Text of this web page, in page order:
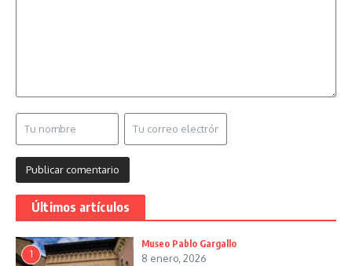
Últimos artículos
1
Museo Pablo Gargallo
8 enero, 2026